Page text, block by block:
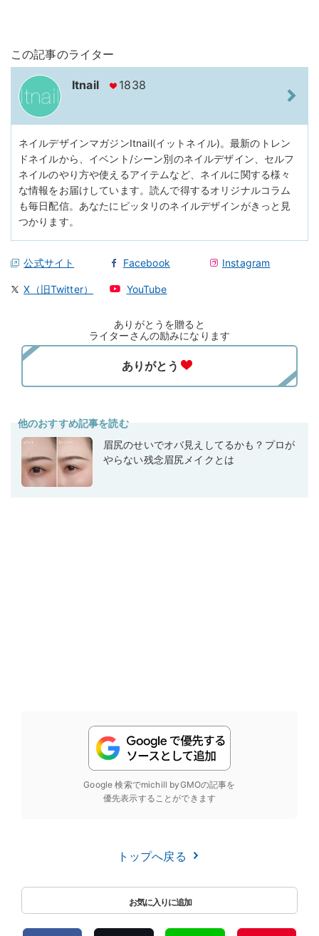
この記事のライター
Itnail 1838
ネイルデザインマガジンItnail(イットネイル)。最新のトレン
ドネイルから、イベント/シーン別のネイルデザイン、セルフ
ネイルのやり方や使えるアイテムなど、ネイルに関する様々
な情報をお届けしています。読んで得するオリジナルコラム
も毎日配信。あなたにピッタリのネイルデザインがきっと見
つかります。
公式サイト Facebook Instagram
X（旧Twitter） YouTube
ありがとうを贈ると
ライターさんの励みになります
他のおすすめ記事を読む
眉尻のせいでオバ見えしてるかも？プロが
やらない残念眉尻メイクとは
Google 検索でmichill byGMOの記事を
優先表示することができます
トップへ戻る